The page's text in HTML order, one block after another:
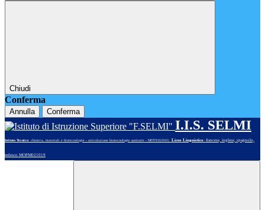
Chiudi
Conferma
Annulla Conferma
I.I.S. SELMI
Istituto Tecnico: chimica, materiali e biotecnologie - articolazione biotecnologie sanitarie - MOTE02101G Liceo Linguistico: francese, inglese, spagnolo,
tedesco MOPM021019